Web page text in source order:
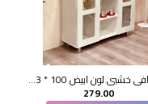
ركن كافي خشبي لون ابيض 100 * 33 * 87 سم
279.00